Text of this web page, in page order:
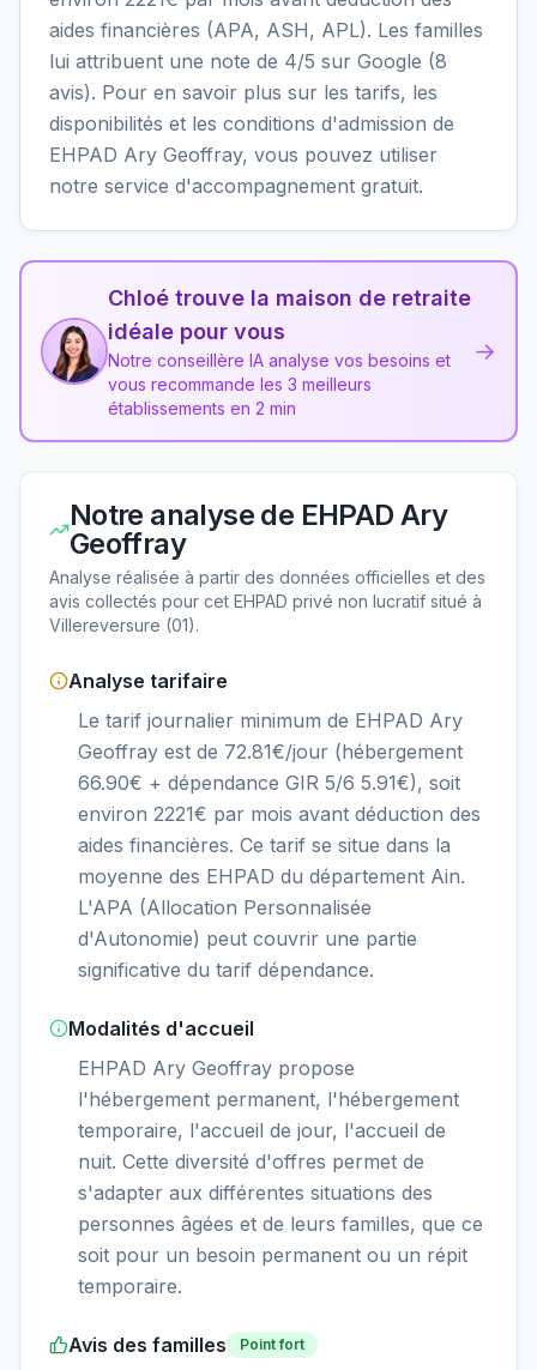
aides financières (APA, ASH, APL). Les familles
lui attribuent une note de 4/5 sur Google (8
avis). Pour en savoir plus sur les tarifs, les
disponibilités et les conditions d'admission de
EHPAD Ary Geoffray, vous pouvez utiliser
notre service d'accompagnement gratuit.
Chloé trouve la maison de retraite
idéale pour vous
Notre conseillère IA analyse vos besoins et
vous recommande les 3 meilleurs
établissements en 2 min
→
Notre analyse de EHPAD Ary
Geoffray
Analyse réalisée à partir des données officielles et des
avis collectés pour cet EHPAD privé non lucratif situé à
Villereversure (01).
Analyse tarifaire
Le tarif journalier minimum de EHPAD Ary
Geoffray est de 72.81€/jour (hébergement
66.90€ + dépendance GIR 5/6 5.91€), soit
environ 2221€ par mois avant déduction des
aides financières. Ce tarif se situe dans la
moyenne des EHPAD du département Ain.
L'APA (Allocation Personnalisée
d'Autonomie) peut couvrir une partie
significative du tarif dépendance.
Modalités d'accueil
EHPAD Ary Geoffray propose
l'hébergement permanent, l'hébergement
temporaire, l'accueil de jour, l'accueil de
nuit. Cette diversité d'offres permet de
s'adapter aux différentes situations des
personnes âgées et de leurs familles, que ce
soit pour un besoin permanent ou un répit
temporaire.
Avis des familles Point fort